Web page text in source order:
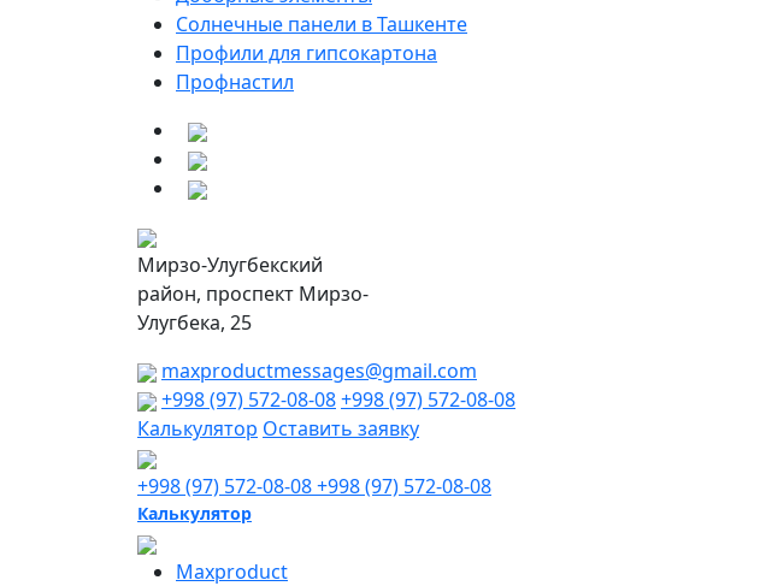
Солнечные панели в Ташкенте
Профили для гипсокартона
Профнастил
Мирзо-Улугбекский
район, проспект Мирзо-
Улугбека, 25
maxproductmessages@gmail.com
+998 (97) 572-08-08+998 (97) 572-08-08
Калькулятор Оставить заявку
+998 (97) 572-08-08+998 (97) 572-08-08
Калькулятор
Maxproduct